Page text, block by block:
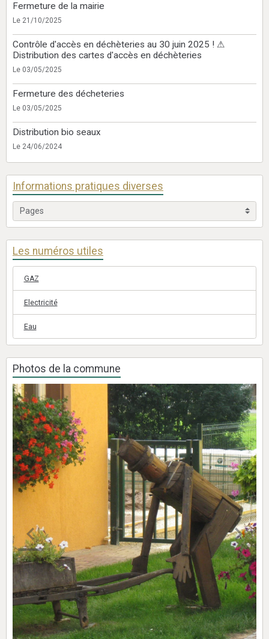
Fermeture de la mairie
Le 21/10/2025
Contrôle d'accès en déchèteries au 30 juin 2025 ! ⚠
Distribution des cartes d'accès en déchèteries
Le 03/05/2025
Fermeture des décheteries
Le 03/05/2025
Distribution bio seaux
Le 24/06/2024
Informations pratiques diverses
Les numéros utiles
GAZ
Electricité
Eau
Photos de la commune